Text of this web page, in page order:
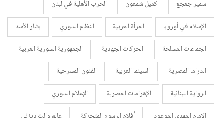
سمير جعجع
كميل شمعون
الحرب الأهلية في لبنان
الإسلام في أوروبا
المرأة العربية النظام السوري
بشار الأسد
الجماعات المسلحة
الحركات الجهادية
الجمهورية السورية العربية
الدراما المصرية
السينما العربية
الفنون المسرحية
الرواية اللبنانية
الإهرامات المصرية
الإعلام السوري